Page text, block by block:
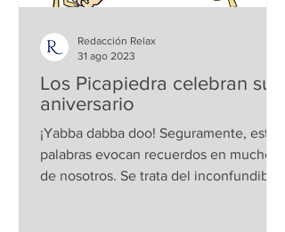
Los Picapiedra celebran su
aniversario
¡Yabba dabba doo! Seguramente, estas
palabras evocan recuerdos en muchos
de nosotros. Se trata del inconfundible
Redacción Relax
31 ago 2023